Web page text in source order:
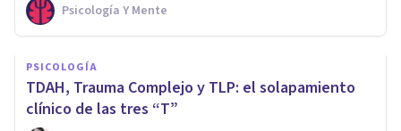
Psicología Y Mente
PSICOLOGÍA
TDAH, Trauma Complejo y TLP: el solapamiento
clínico de las tres “T”